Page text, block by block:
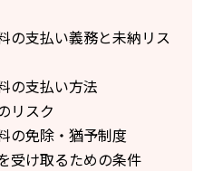
の支払い義務と未納リス
の支払い方法
リスク
の免除・猶予制度
受け取るための条件